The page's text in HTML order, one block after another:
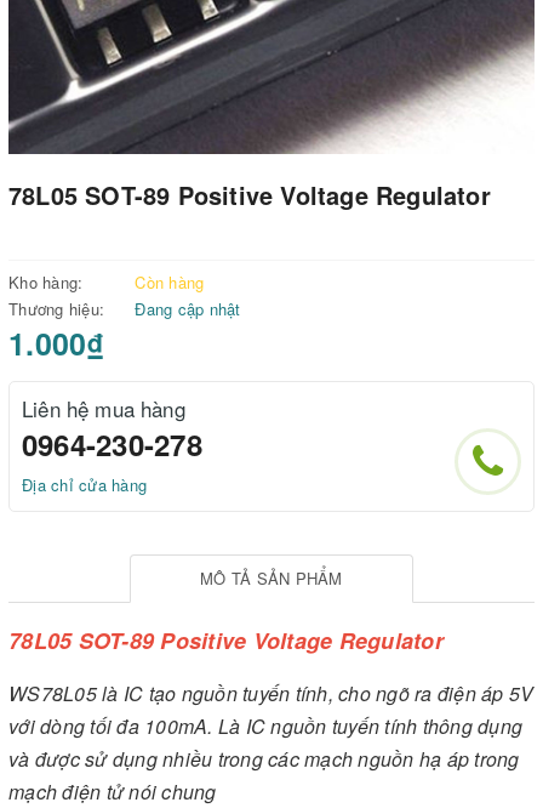
78L05 SOT-89 Positive Voltage Regulator
Kho hàng:
Còn hàng
Thương hiệu:
Đang cập nhật
1.000₫
Liên hệ mua hàng
0964-230-278
Địa chỉ cửa hàng
MÔ TẢ SẢN PHẨM
78L05 SOT-89 Positive Voltage Regulator
WS78L05 là IC tạo nguồn tuyến tính, cho ngõ ra điện áp 5V
với dòng tối đa 100mA. Là IC nguồn tuyến tính thông dụng
và được sử dụng nhiều trong các mạch nguồn hạ áp trong
mạch điện tử nói chung